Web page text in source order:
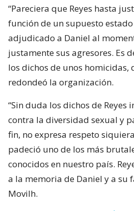
“Pareciera que Reyes hasta
función de un supuesto
adjudicado a Daniel al
justamente sus agresores. Es
los dichos de unos homicidas,
redondeó la organización.
“Sin duda los dichos de Reyes
contra la diversidad sexual y
fin, no expresa respeto
padeció uno de los más
conocidos en nuestro país.
a la memoria de Daniel y a su
Movilh.